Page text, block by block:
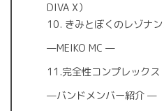
DIVA X）
10. きみとぼくのレゾナ
—MEIKO MC —
11.完全性コンプレック
—バンドメンバー紹介 —